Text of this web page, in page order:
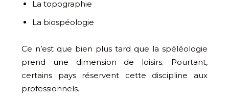
La topographie
La biospéologie
Ce n’est que bien plus tard que la spéléologie
prend une dimension de loisirs. Pourtant,
certains pays réservent cette discipline aux
professionnels.